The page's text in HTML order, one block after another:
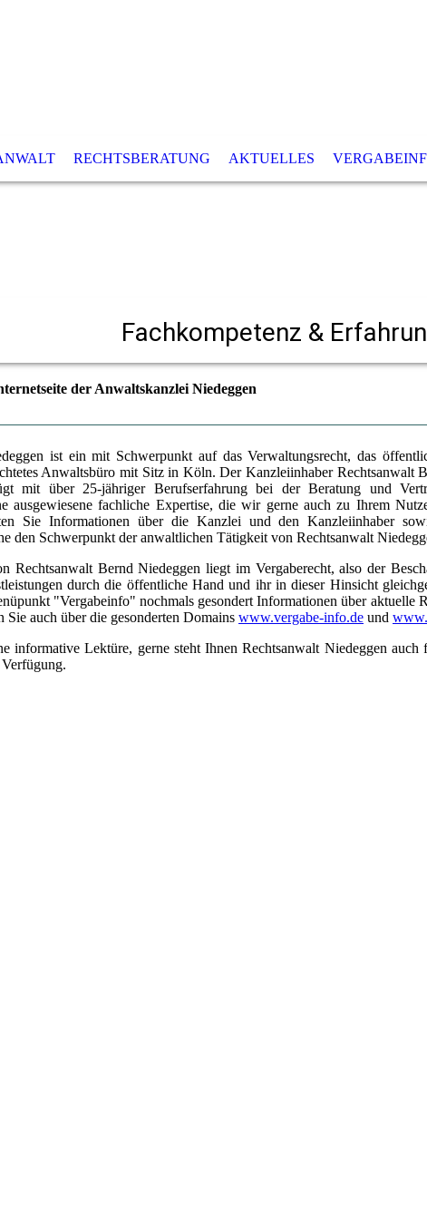
RECHTSBERATUNG AKTUELLES
Fachkompetenz &
der Anwaltskanzlei Niedeggen
ist ein mit Schwerpunkt auf das Verwaltungsrecht, das
Anwaltsbüro mit Sitz in Köln. Der Kanzleiinhaber Rechtsanwalt
mit über 25-jähriger Berufserfahrung bei der Beratung und
ausgewiesene fachliche Expertise, die wir gerne auch zu Ihrem
Sie Informationen über die Kanzlei und den Kanzleiinhaber
den Schwerpunkt der anwaltlichen Tätigkeit von Rechtsanwalt
Rechtsanwalt Bernd Niedeggen liegt im Vergaberecht, also der
durch die öffentliche Hand und ihr in dieser Hinsicht
"Vergabeinfo" nochmals gesondert Informationen über aktuelle
Sie auch über die gesonderten Domains www.vergabe-info.de und
informative Lektüre, gerne steht Ihnen Rechtsanwalt Niedeggen